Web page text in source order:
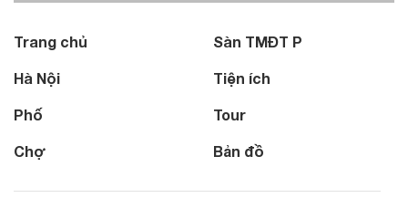
Trang chủ
Hà Nội
Phố
Chợ
Sàn TMĐT P
Tiện ích
Tour
Bản đồ